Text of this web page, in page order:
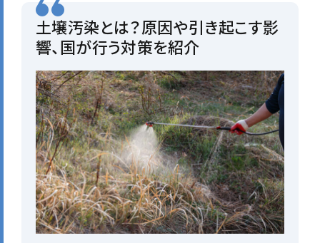
土壌汚染とは？原因や引き起こす影
響、国が行う対策を紹介